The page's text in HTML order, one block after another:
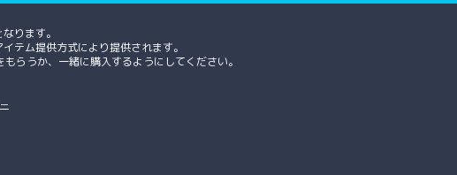
ります。
テム提供方式により提供されます。
らうか、一緒に購入するようにしてください。